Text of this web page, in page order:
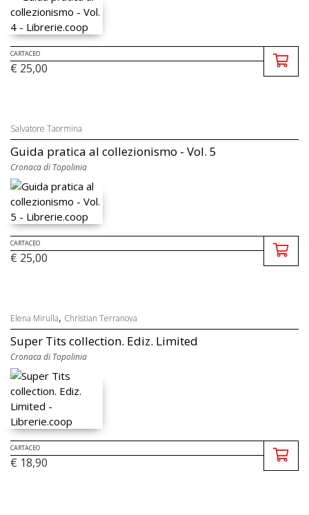
CARTACEO
€ 25,00
Salvatore Taormina
Guida pratica al collezionismo - Vol. 5
Cronaca di Topolinia
CARTACEO
€ 25,00
Elena Mirulla, Christian Terranova
Super Tits collection. Ediz. Limited
Cronaca di Topolinia
CARTACEO
€ 18,90